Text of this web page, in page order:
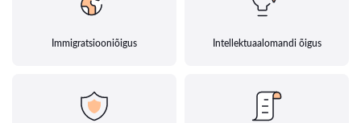
Immigratsiooniõigus Intellektuaalomandi õigus